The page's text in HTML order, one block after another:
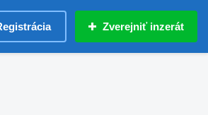
Zverejniť inzerát